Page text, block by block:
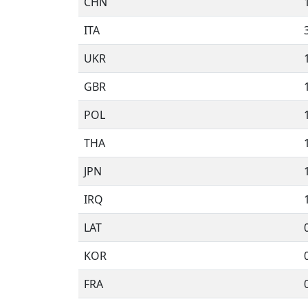
ITA
UKR
1
GBR
1
POL
1
THA
1
JPN
1
IRQ
1
LAT
KOR
FRA